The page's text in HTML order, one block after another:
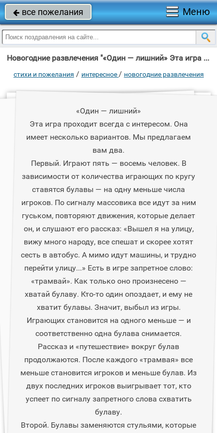
 все пожелания Меню
Новогодние развлечения "«Один — лишний» Эта игра проходит всегда с интересом."
стихи и пожелания / интересное/ новогодние развлечения
«Один — лишний»
Эта игра проходит всегда с интересом. Она
имеет несколько вариантов. Мы предлагаем
вам два.
Первый. Играют пять — восемь человек. В
зависимости от количества играющих по кругу
ставятся булавы — на одну меньше числа
игроков. По сигналу массовика все идут за ним
гуськом, повторяют движения, которые делает
он, и слушают его рассказ: «Вышел я на улицу,
вижу много народу, все спешат и скорее хотят
сесть в автобус. А мимо идут машины, и трудно
перейти улицу...» Есть в игре запретное слово:
«трамвай». Как только оно произнесено —
хватай булаву. Кто-то один опоздает, и ему не
хватит булавы. Значит, выбыл из игры.
Играющих становится на одного меньше — и
соответственно одна булава снимается.
Рассказ и «путешествие» вокруг булав
продолжаются. После каждого «трамвая» все
меньше становится игроков и меньше булав. Из
двух последних игроков выигрывает тот, кто
успеет по сигналу запретного слова схватить
булаву.
Второй. Булавы заменяются стульями, которые